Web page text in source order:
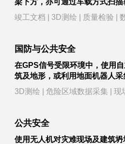
梁下方，亦可通过车载方式扫描
竣工文档 | 3D测绘 | 质量检验 |
国防与公共安全
在GPS信号受限环境中，使用
筑及地形，或利用地面机器人采
3D测绘 | 危险区域数据采集 | 现
公共安全
使用无人机对灾难现场及建筑